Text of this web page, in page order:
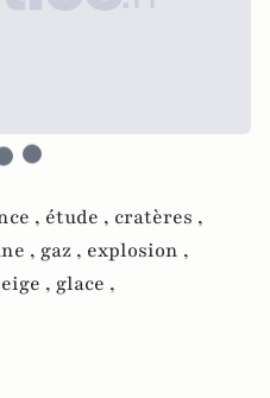
, étude , cratères ,
, gaz , explosion ,
, glace ,